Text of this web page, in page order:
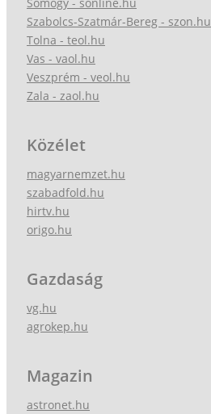
Szabolcs-Szatmár-Bereg - szon.hu
Tolna - teol.hu
Vas - vaol.hu
Veszprém - veol.hu
Zala - zaol.hu
Közélet
magyarnemzet.hu
szabadfold.hu
hirtv.hu
origo.hu
Gazdaság
vg.hu
agrokep.hu
Magazin
astronet.hu